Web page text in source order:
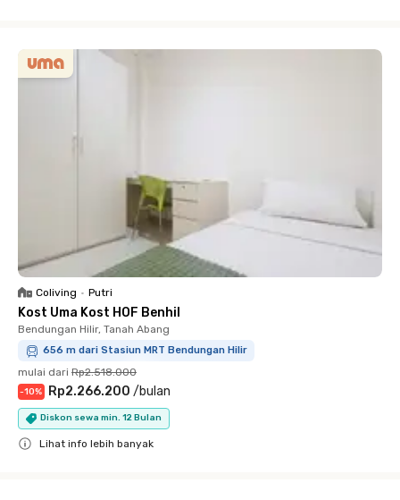
Coliving • Putri
Kost Uma Kost HOF Benhil
Bendungan Hilir, Tanah Abang
656 m dari Stasiun MRT Bendungan Hilir
mulai dari Rp2.518.000
-10% Rp2.266.200 /bulan
Diskon sewa min. 12 Bulan
Lihat info lebih banyak